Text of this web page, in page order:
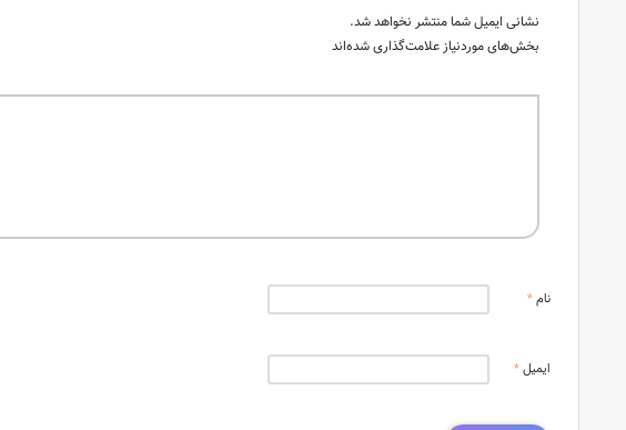
نشانی ایمیل شما منتشر نخواهد شد.
بخش‌های موردنیاز علامت‌گذاری شده‌اند
نام*
ایمیل*